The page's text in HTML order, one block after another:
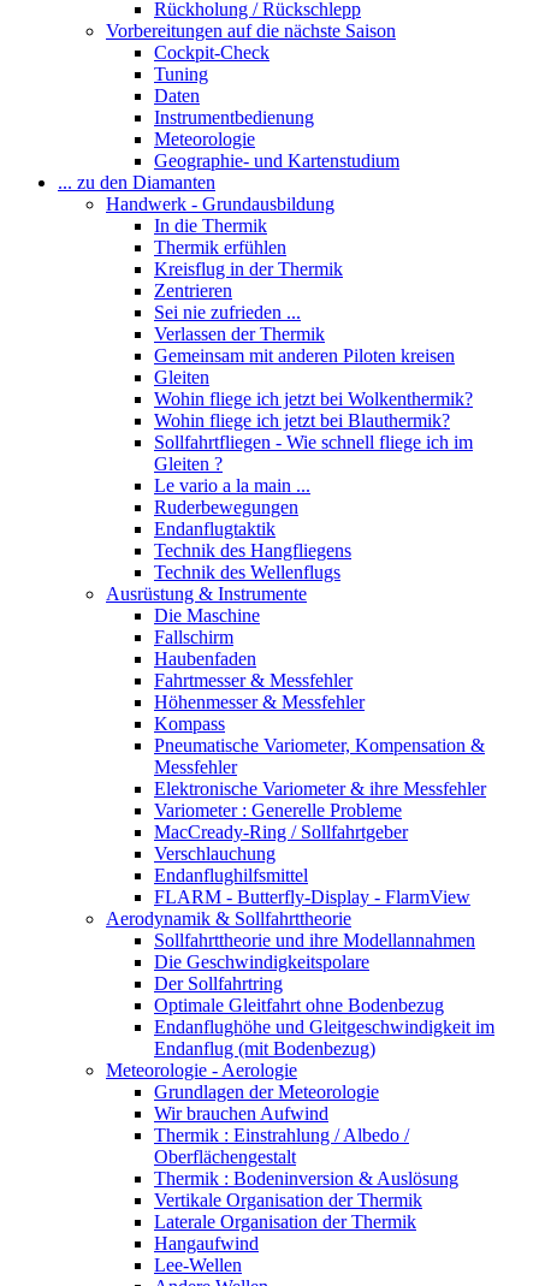
Rückholung / Rückschlepp
Vorbereitungen auf die nächste Saison
Cockpit-Check
Tuning
Daten
Instrumentbedienung
Meteorologie
Geographie- und Kartenstudium
... zu den Diamanten
Handwerk - Grundausbildung
In die Thermik
Thermik erfühlen
Kreisflug in der Thermik
Zentrieren
Sei nie zufrieden ...
Verlassen der Thermik
Gemeinsam mit anderen Piloten kreisen
Gleiten
Wohin fliege ich jetzt bei Wolkenthermik?
Wohin fliege ich jetzt bei Blauthermik?
Sollfahrtfliegen - Wie schnell fliege ich im
Gleiten ?
Le vario a la main ...
Ruderbewegungen
Endanflugtaktik
Technik des Hangfliegens
Technik des Wellenflugs
Ausrüstung & Instrumente
Die Maschine
Fallschirm
Haubenfaden
Fahrtmesser & Messfehler
Höhenmesser & Messfehler
Kompass
Pneumatische Variometer, Kompensation &
Messfehler
Elektronische Variometer & ihre Messfehler
Variometer : Generelle Probleme
MacCready-Ring / Sollfahrtgeber
Verschlauchung
Endanflughilfsmittel
FLARM - Butterfly-Display - FlarmView
Aerodynamik & Sollfahrttheorie
Sollfahrttheorie und ihre Modellannahmen
Die Geschwindigkeitspolare
Der Sollfahrtring
Optimale Gleitfahrt ohne Bodenbezug
Endanflughöhe und Gleitgeschwindigkeit im
Endanflug (mit Bodenbezug)
Meteorologie - Aerologie
Grundlagen der Meteorologie
Wir brauchen Aufwind
Thermik : Einstrahlung / Albedo /
Oberflächengestalt
Thermik : Bodeninversion & Auslösung
Vertikale Organisation der Thermik
Laterale Organisation der Thermik
Hangaufwind
Lee-Wellen